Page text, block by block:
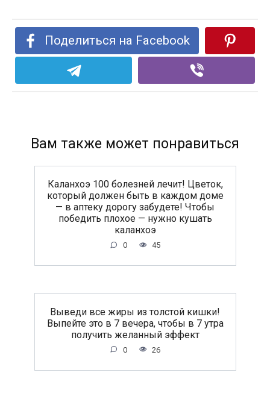
Поделиться на Facebook
Вам также может понравиться
Каланхоэ 100 болезней лечит! Цветок,
который должен быть в каждом доме
— в аптеку дорогу забудете! Чтобы
победить плохое — нужно кушать
каланхоэ
0 45
Выведи все жиры из толстой кишки!
Выпейте это в 7 вечера, чтобы в 7 утра
получить желанный эффект
0 26